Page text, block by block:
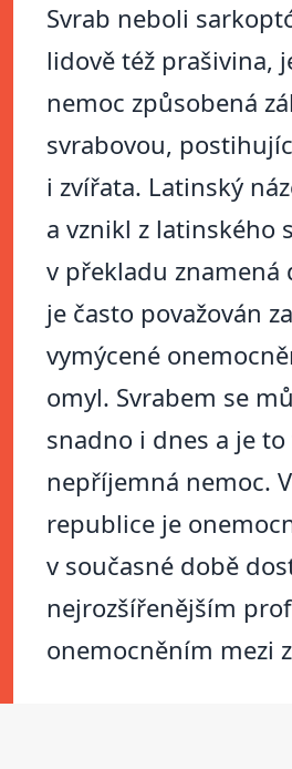
Svrab neboli
lidově též prašivina,
nemoc způsobená
svrabovou,
i zvířata. Latinský
a vznikl z latinského
v překladu znamená
je často považován
vymýcené
omyl. Svrabem se
snadno i dnes a je to
nepříjemná nemoc.
republice je
v současné době
nejrozšířenějším
onemocněním mezi